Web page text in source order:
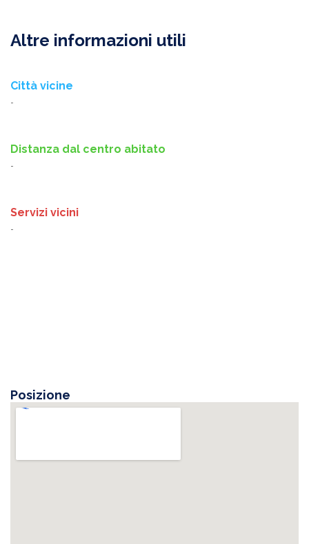
Altre informazioni utili
Città vicine
-
Distanza dal centro abitato
-
Servizi vicini
-
Posizione